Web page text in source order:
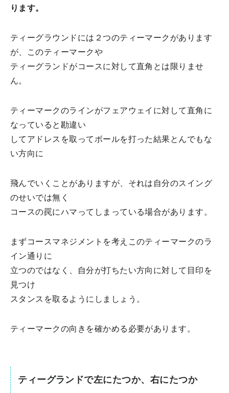
ります。
ティーグラウンドには２つのティーマークがあります
が、このティーマークや
ティーグランドがコースに対して直角とは限りませ
ん。
ティーマークのラインがフェアウェイに対して直角に
なっていると勘違い
してアドレスを取ってボールを打った結果とんでもな
い方向に
飛んでいくことがありますが、それは自分のスイング
のせいでは無く
コースの罠にハマってしまっている場合があります。
まずコースマネジメントを考えこのティーマークのラ
イン通りに
立つのではなく、自分が打ちたい方向に対して目印を
見つけ
スタンスを取るようにしましょう。
ティーマークの向きを確かめる必要があります。
ティーグランドで左にたつか、右にたつか